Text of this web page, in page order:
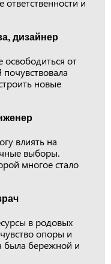
и
дизайнер
от
новые
влиять на
выборы.
многое стало
в родовых
опоры и
была бережной и